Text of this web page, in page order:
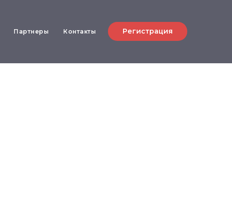
Партнеры Контакты Регистрация